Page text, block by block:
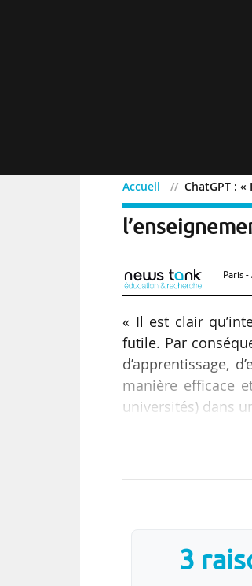
Accueil ChatGPT :
ChatGPT : «
Paris
« Il est clair
futile. Par
d’apprentissage,
manière efficace
universités) dans
Constatant que
des études »,
3